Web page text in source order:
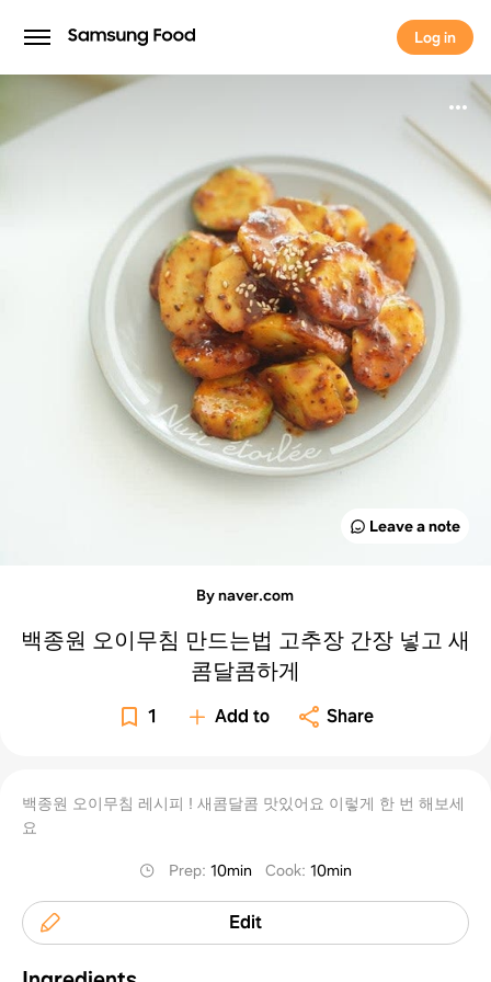
Log in
Log in
Leave a note
By naver.com
백종원 오이무침 만드는법 고추장 간장 넣고 새
콤달콤하게
1 Add to Share
백종원 오이무침 레시피 ! 새콤달콤 맛있어요 이렇게 한 번 해보세
요
Prep:10min Cook:10min
Edit